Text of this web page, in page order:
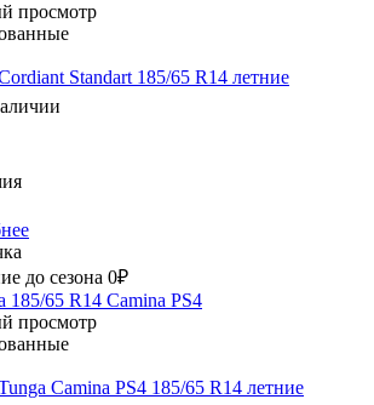
просмотр
Standart 185/65 R14 летние
до сезона 0₽
просмотр
Camina PS4 185/65 R14 летние